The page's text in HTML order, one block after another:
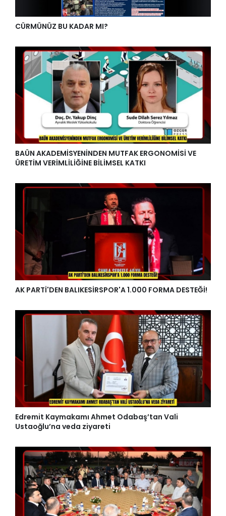
CÜRMÜNÜZ BU KADAR MI?
BAÜN AKADEMİSYENİNDEN MUTFAK ERGONOMİSİ VE
ÜRETİM VERİMLİLİĞİNE BİLİMSEL KATKI
AK PARTİ'DEN BALIKESİRSPOR'A 1.000 FORMA DESTEĞİ!
Edremit Kaymakamı Ahmet Odabaş’tan Vali
Ustaoğlu’na veda ziyareti